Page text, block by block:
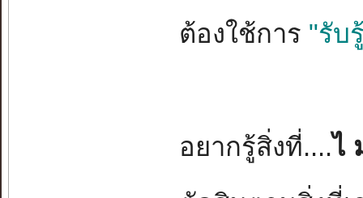
ต้องใช้การ "รับ
อยากรู้สิ่งที่....ไ